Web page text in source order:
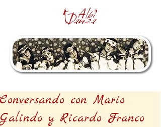
Conversando con Mario
Galindo y Ricardo Franco